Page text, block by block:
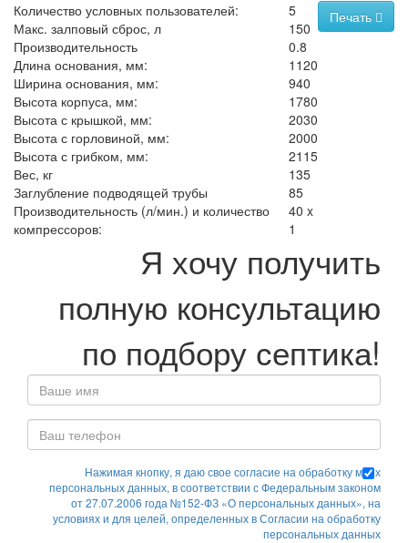
Печать
Количество условных пользователей:
5
Макс. залповый сброс, л
150
Производительность
0.8
Длина основания, мм:
1120
Ширина основания, мм:
940
Высота корпуса, мм:
1780
Высота с крышкой, мм:
2030
Высота с горловиной, мм:
2000
Высота с грибком, мм:
2115
Вес, кг
135
Заглубление подводящей трубы
85
Производительность (л/мин.) и количество
компрессоров:
40 x
1
Я хочу получить
полную консультацию
по подбору септика!
Нажимая кнопку, я даю свое согласие на обработку моих
персональных данных, в соответствии с Федеральным законом
от 27.07.2006 года №152-ФЗ «О персональных данных», на
условиях и для целей, определенных в Согласии на обработку
персональных данных